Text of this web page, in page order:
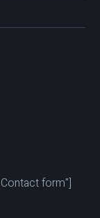
form"]